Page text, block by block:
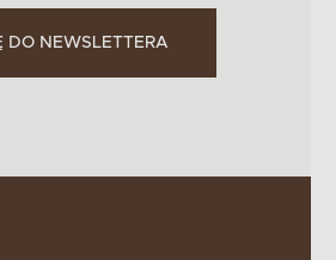
DO NEWSLETTERA